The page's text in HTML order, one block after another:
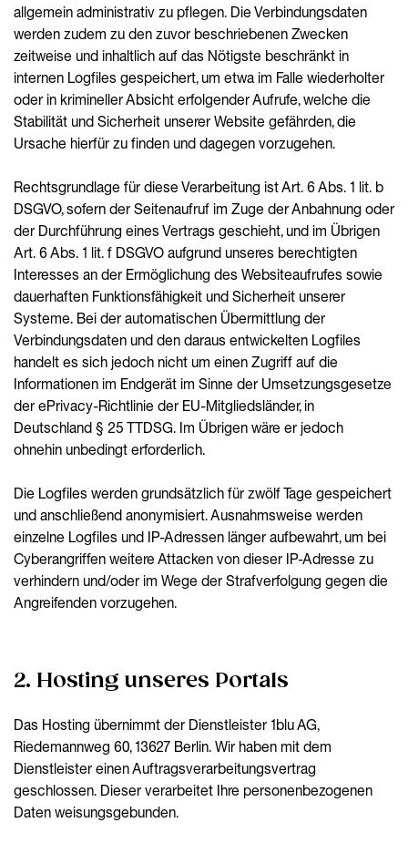
allgemein administrativ zu pflegen. Die Verbindungsdaten
werden zudem zu den zuvor beschriebenen Zwecken
zeitweise und inhaltlich auf das Nötigste beschränkt in
internen Logfiles gespeichert, um etwa im Falle wiederholter
oder in krimineller Absicht erfolgender Aufrufe, welche die
Stabilität und Sicherheit unserer Website gefährden, die
Ursache hierfür zu finden und dagegen vorzugehen.
Rechtsgrundlage für diese Verarbeitung ist Art. 6 Abs. 1 lit. b
DSGVO, sofern der Seitenaufruf im Zuge der Anbahnung oder
der Durchführung eines Vertrags geschieht, und im Übrigen
Art. 6 Abs. 1 lit. f DSGVO aufgrund unseres berechtigten
Interesses an der Ermöglichung des Websiteaufrufes sowie
dauerhaften Funktionsfähigkeit und Sicherheit unserer
Systeme. Bei der automatischen Übermittlung der
Verbindungsdaten und den daraus entwickelten Logfiles
handelt es sich jedoch nicht um einen Zugriff auf die
Informationen im Endgerät im Sinne der Umsetzungsgesetze
der ePrivacy-Richtlinie der EU-Mitgliedsländer, in
Deutschland § 25 TTDSG. Im Übrigen wäre er jedoch
ohnehin unbedingt erforderlich.
Die Logfiles werden grundsätzlich für zwölf Tage gespeichert
und anschließend anonymisiert. Ausnahmsweise werden
einzelne Logfiles und IP-Adressen länger aufbewahrt, um bei
Cyberangriffen weitere Attacken von dieser IP-Adresse zu
verhindern und/oder im Wege der Strafverfolgung gegen die
Angreifenden vorzugehen.
2. Hosting unseres Portals
Das Hosting übernimmt der Dienstleister 1blu AG,
Riedemannweg 60, 13627 Berlin. Wir haben mit dem
Dienstleister einen Auftragsverarbeitungsvertrag
geschlossen. Dieser verarbeitet Ihre personenbezogenen
Daten weisungsgebunden.